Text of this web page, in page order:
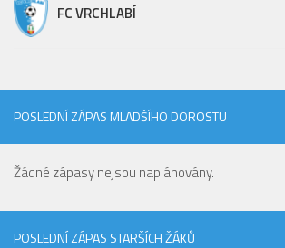
Realizační tým
Kontakty
Vzkazy
Bazárek
FC VRCHLABÍ
POSLEDNÍ ZÁPAS MLADŠÍHO DOROSTU
Žádné zápasy nejsou naplánovány.
POSLEDNÍ ZÁPAS STARŠÍCH ŽÁKŮ